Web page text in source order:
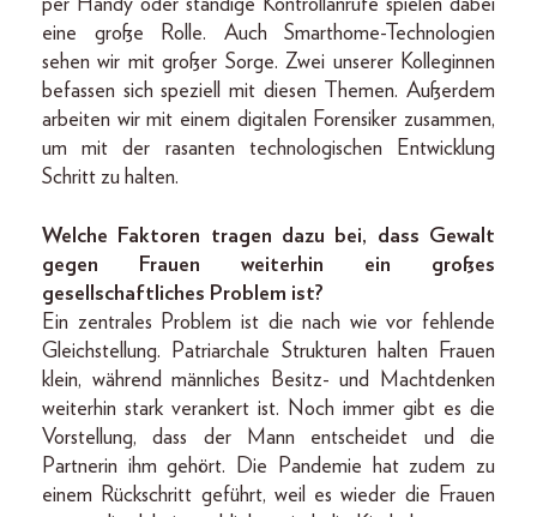
per Handy oder ständige Kontrollanrufe spielen dabei
eine große Rolle. Auch Smarthome-Technologien
sehen wir mit großer Sorge. Zwei unserer Kolleginnen
befassen sich speziell mit diesen Themen. Außerdem
arbeiten wir mit einem digitalen Forensiker zusammen,
um mit der rasanten technologischen Entwicklung
Schritt zu halten.
Welche Faktoren tragen dazu bei, dass Gewalt
gegen Frauen weiterhin ein großes
gesellschaftliches Problem ist?
Ein zentrales Problem ist die nach wie vor fehlende
Gleichstellung. Patriarchale Strukturen halten Frauen
klein, während männliches Besitz- und Machtdenken
weiterhin stark verankert ist. Noch immer gibt es die
Vorstellung, dass der Mann entscheidet und die
Partnerin ihm gehört. Die Pandemie hat zudem zu
einem Rückschritt geführt, weil es wieder die Frauen